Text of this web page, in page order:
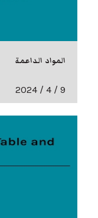
المواد الداعمة
9 / 4 / 2024